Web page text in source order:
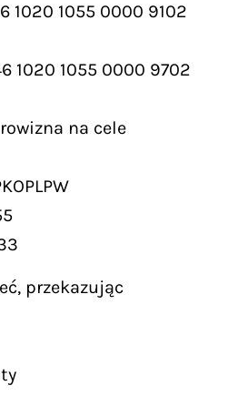
1020 1055 0000 9102
1020 1055 0000 9702
na cele
przekazując